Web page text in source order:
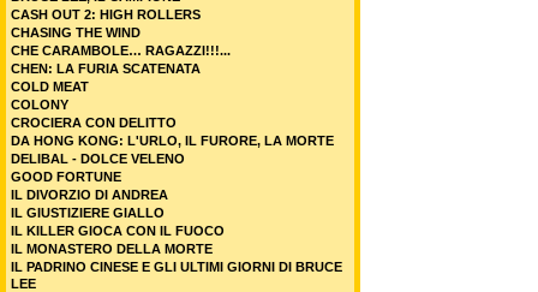
CASH OUT 2: HIGH ROLLERS
CHASING THE WIND
CHE CARAMBOLE… RAGAZZI!!!...
CHEN: LA FURIA SCATENATA
COLD MEAT
COLONY
CROCIERA CON DELITTO
DA HONG KONG: L'URLO, IL FURORE, LA MORTE
DELIBAL - DOLCE VELENO
GOOD FORTUNE
IL DIVORZIO DI ANDREA
IL GIUSTIZIERE GIALLO
IL KILLER GIOCA CON IL FUOCO
IL MONASTERO DELLA MORTE
IL PADRINO CINESE E GLI ULTIMI GIORNI DI BRUCE
LEE